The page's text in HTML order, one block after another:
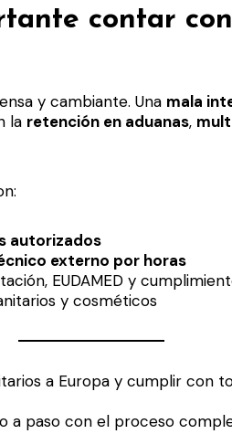
contar
y cambiante. Una mala
la retención en aduanas,
autorizados
externo por horas
EUDAMED y
y cosméticos
a Europa y cumplir con
a paso con el proceso